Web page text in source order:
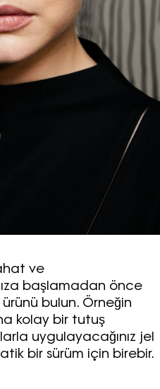
ve
başlamadan önce
bulun. Örneğin
kolay bir tutuş
uygulayacağınız jel
bir sürüm için birebir.